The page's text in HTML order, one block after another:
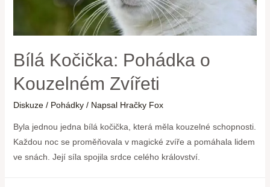
Bílá Kočička: Pohádka o
Kouzelném Zvířeti
Diskuze / Pohádky/ Napsal Hračky Fox
Byla jednou jedna bílá kočička, která měla kouzelné schopnosti.
Každou noc se proměňovala v magické zvíře a pomáhala lidem
ve snách. Její síla spojila srdce celého království.